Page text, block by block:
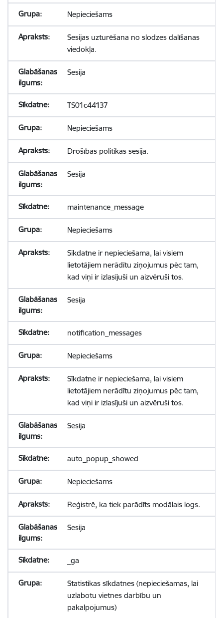
Nepieciešams
Sesijas uzturēšana no slodzes dalīšanas
viedokļa.
Sesija
TS01c44137
Nepieciešams
Drošības politikas sesija.
Sesija
maintenance_message
Nepieciešams
Sīkdatne ir nepieciešama, lai visiem
lietotājiem nerādītu ziņojumus pēc tam,
kad viņi ir izlasījuši un aizvēruši tos.
Sesija
notification_messages
Nepieciešams
Sīkdatne ir nepieciešama, lai visiem
lietotājiem nerādītu ziņojumus pēc tam,
kad viņi ir izlasījuši un aizvēruši tos.
Sesija
auto_popup_showed
Nepieciešams
Reģistrē, ka tiek parādīts modālais logs.
Sesija
_ga
Statistikas sīkdatnes (nepieciešamas, lai
uzlabotu vietnes darbību un
pakalpojumus)